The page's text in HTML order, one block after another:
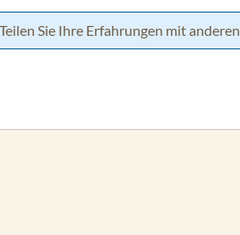
Sie Ihre Erfahrungen mit